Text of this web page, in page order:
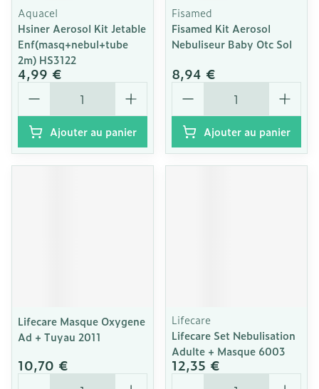
Aquacel
Hsiner Aerosol Kit Jetable
Enf(masq+nebul+tube
2m) HS3122
4,99 €
Quantité
Ajouter au panier
Fisamed
Fisamed Kit Aerosol
Nebuliseur Baby Otc Sol
8,94 €
Quantité
Ajouter au panier
Lifecare Masque Oxygene
Ad + Tuyau 2011
10,70 €
Quantité
Lifecare
Lifecare Set Nebulisation
Adulte + Masque 6003
12,35 €
Quantité